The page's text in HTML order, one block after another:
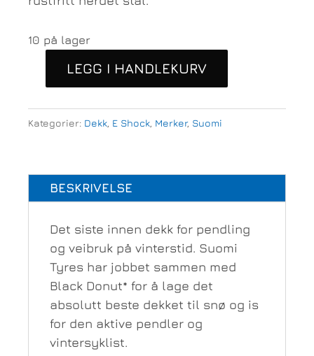
10 på lager
Piggdekk
pigger,
Refleks,
60TPI,Wire
28x2,0
antall
LEGG I HANDLEKURV
Kategorier: Dekk, E Shock, Merker, Suomi
BESKRIVELSE
Det siste innen dekk for pendling
og veibruk på vinterstid. Suomi
Tyres har jobbet sammen med
Black Donut* for å lage det
absolutt beste dekket til snø og is
for den aktive pendler og
vintersyklist.